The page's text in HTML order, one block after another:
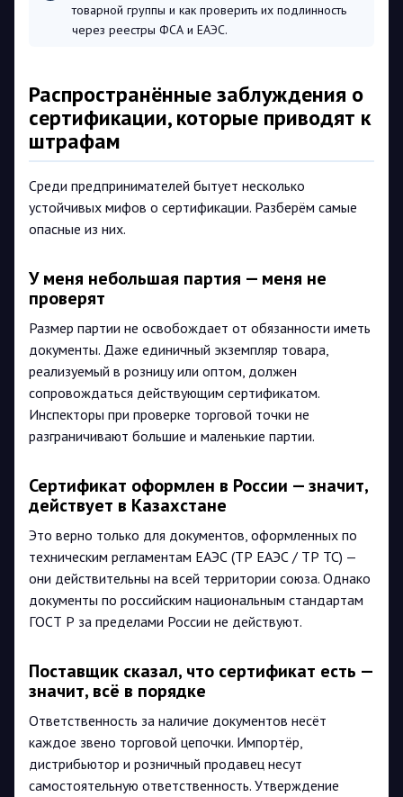
товарной группы и как проверить их подлинность
через реестры ФСА и ЕАЭС.
Распространённые заблуждения о
сертификации, которые приводят к
штрафам
Среди предпринимателей бытует несколько
устойчивых мифов о сертификации. Разберём самые
опасные из них.
У меня небольшая партия — меня не
проверят
Размер партии не освобождает от обязанности иметь
документы. Даже единичный экземпляр товара,
реализуемый в розницу или оптом, должен
сопровождаться действующим сертификатом.
Инспекторы при проверке торговой точки не
разграничивают большие и маленькие партии.
Сертификат оформлен в России — значит,
действует в Казахстане
Это верно только для документов, оформленных по
техническим регламентам ЕАЭС (ТР ЕАЭС / ТР ТС) —
они действительны на всей территории союза. Однако
документы по российским национальным стандартам
ГОСТ Р за пределами России не действуют.
Поставщик сказал, что сертификат есть —
значит, всё в порядке
Ответственность за наличие документов несёт
каждое звено торговой цепочки. Импортёр,
дистрибьютор и розничный продавец несут
самостоятельную ответственность. Утверждение